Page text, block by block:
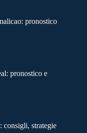
pronostico
pronostico e
consigli, strategie